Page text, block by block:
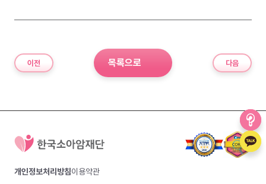
이전 목록으로 다음
개인정보처리방침이용약관